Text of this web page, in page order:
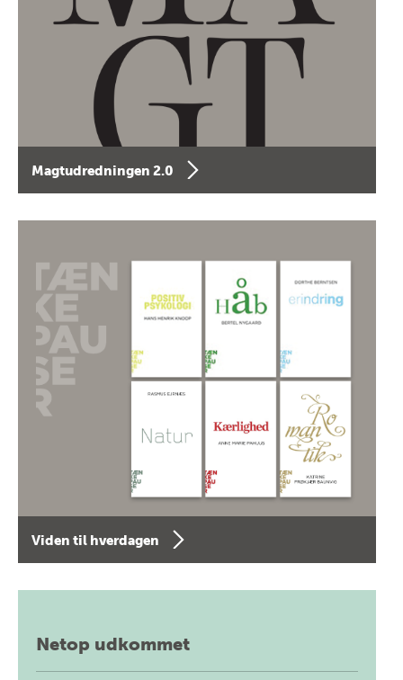
Magtudredningen 2.0
Viden til hverdagen
Netop udkommet